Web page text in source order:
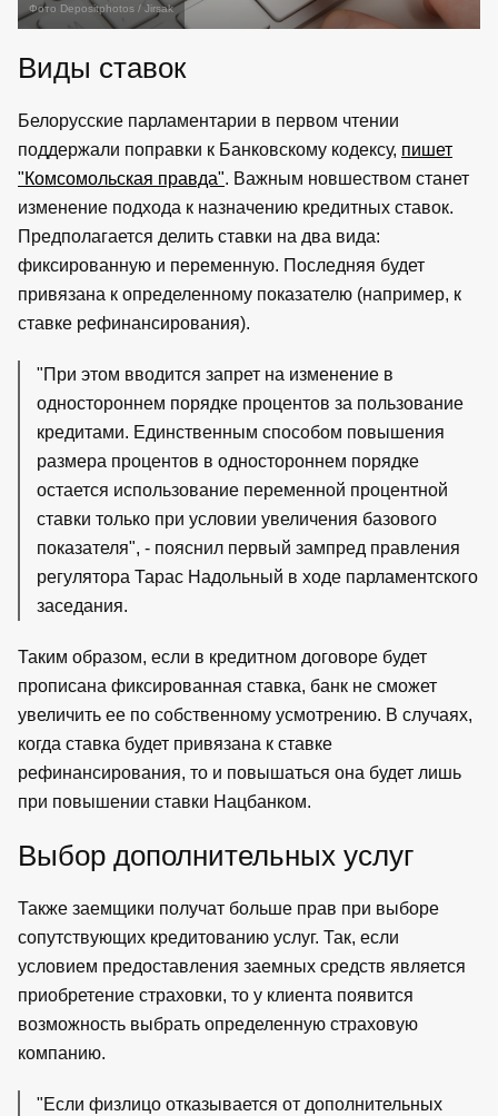
Фото Depositphotos / Jirsak
Виды ставок
Белорусские парламентарии в первом чтении
поддержали поправки к Банковскому кодексу, пишет
"Комсомольская правда". Важным новшеством станет
изменение подхода к назначению кредитных ставок.
Предполагается делить ставки на два вида:
фиксированную и переменную. Последняя будет
привязана к определенному показателю (например, к
ставке рефинансирования).
"При этом вводится запрет на изменение в
одностороннем порядке процентов за пользование
кредитами. Единственным способом повышения
размера процентов в одностороннем порядке
остается использование переменной процентной
ставки только при условии увеличения базового
показателя", - пояснил первый зампред правления
регулятора Тарас Надольный в ходе парламентского
заседания.
Таким образом, если в кредитном договоре будет
прописана фиксированная ставка, банк не сможет
увеличить ее по собственному усмотрению. В случаях,
когда ставка будет привязана к ставке
рефинансирования, то и повышаться она будет лишь
при повышении ставки Нацбанком.
Выбор дополнительных услуг
Также заемщики получат больше прав при выборе
сопутствующих кредитованию услуг. Так, если
условием предоставления заемных средств является
приобретение страховки, то у клиента появится
возможность выбрать определенную страховую
компанию.
"Если физлицо отказывается от дополнительных